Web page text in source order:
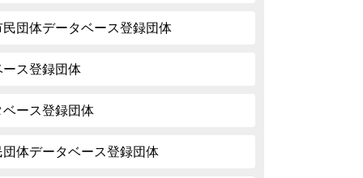
団体データベース登録団体
ス登録団体
ース登録団体
体データベース登録団体